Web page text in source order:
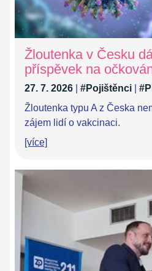
Žloutenka v Česku
příspěvek na
27. 7. 2026 #Pojištěnci
Žloutenka typu A z Česka
zájem lidí o vakcinaci.
[více]